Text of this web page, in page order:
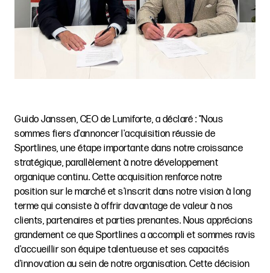
Guido Janssen, CEO de Lumiforte, a déclaré : "Nous
sommes fiers d'annoncer l'acquisition réussie de
Sportlines, une étape importante dans notre croissance
stratégique, parallèlement à notre développement
organique continu. Cette acquisition renforce notre
position sur le marché et s'inscrit dans notre vision à long
terme qui consiste à offrir davantage de valeur à nos
clients, partenaires et parties prenantes. Nous apprécions
grandement ce que Sportlines a accompli et sommes ravis
d'accueillir son équipe talentueuse et ses capacités
d'innovation au sein de notre organisation. Cette décision